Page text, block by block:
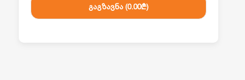
გაგზავნა (0.00₾)